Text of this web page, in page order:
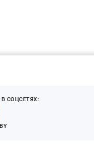
СОЦСЕТЯХ: